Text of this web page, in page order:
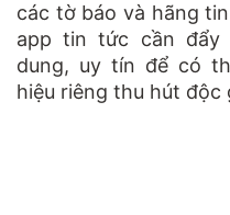
các tờ báo và hãng
app tin tức cần đẩy
dung, uy tín để có
hiệu riêng thu hút độc